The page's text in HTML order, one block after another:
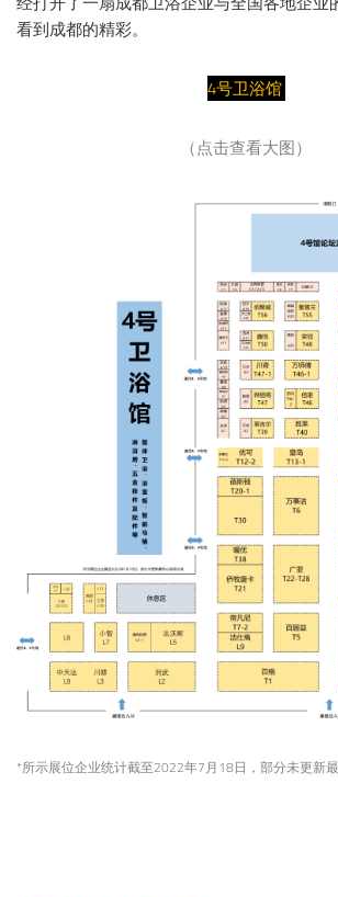
看到成都的精彩。
4号卫浴馆
（点击查看大图）
*所示展位企业统计截至2022年7月18日，部分未更新最